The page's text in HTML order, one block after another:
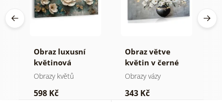
Obraz luxusní
květinová
harmonie
Obrazy květů
598 Kč
Obraz větve
květin v černé
váze
Obrazy vázy
343 Kč